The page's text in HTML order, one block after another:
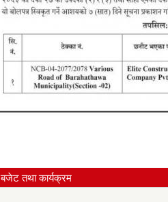
बजेट तथा कार्यक्रम